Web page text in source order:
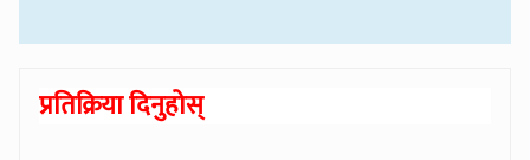
प्रतिक्रिया दिनुहोस्